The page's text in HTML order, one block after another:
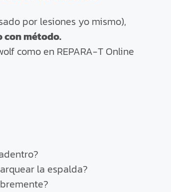
por lesiones yo mismo),
con método.
como en REPARA-T Online
la espalda?